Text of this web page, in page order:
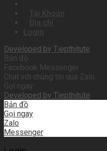
Tài Khoản
Địa chỉ
Developed by Tiepthitute
Bản đồ
Facebook Messenger
Chat với chúng tôi qua Zalo
Gọi ngay
Developed by Tiepthitute
Bản đồ
Gọi ngay
Zalo
Messenger